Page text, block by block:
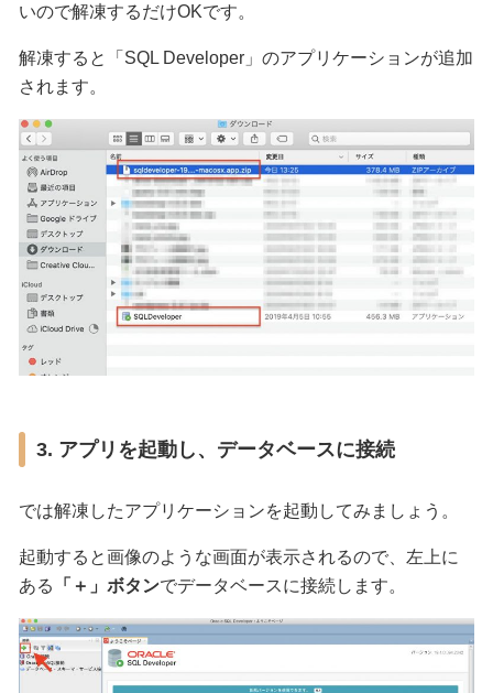
いので解凍するだけOKです。
解凍すると「SQL Developer」のアプリケーションが追加
されます。
3. アプリを起動し、データベースに接続
では解凍したアプリケーションを起動してみましょう。
起動すると画像のような画面が表示されるので、左上に
ある
「＋」ボタンでデータベースに接続します。